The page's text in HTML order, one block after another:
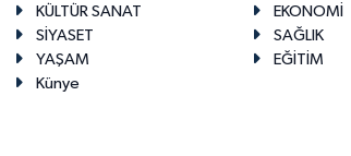
KÜLTÜR SANAT
EKONOMİ
SİYASET
SAĞLIK
YAŞAM
EĞİTİM
Künye